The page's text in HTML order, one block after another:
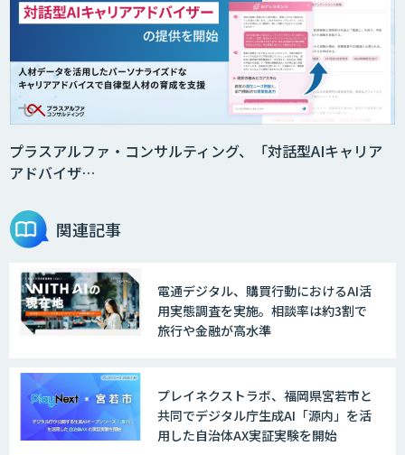
プラスアルファ・コンサルティング、「対話型AIキャリア
アドバイザ…
関連記事
電通デジタル、購買行動におけるAI活
用実態調査を実施。相談率は約3割で
旅行や金融が高水準
プレイネクストラボ、福岡県宮若市と
共同でデジタル庁生成AI「源内」を活
用した自治体AX実証実験を開始